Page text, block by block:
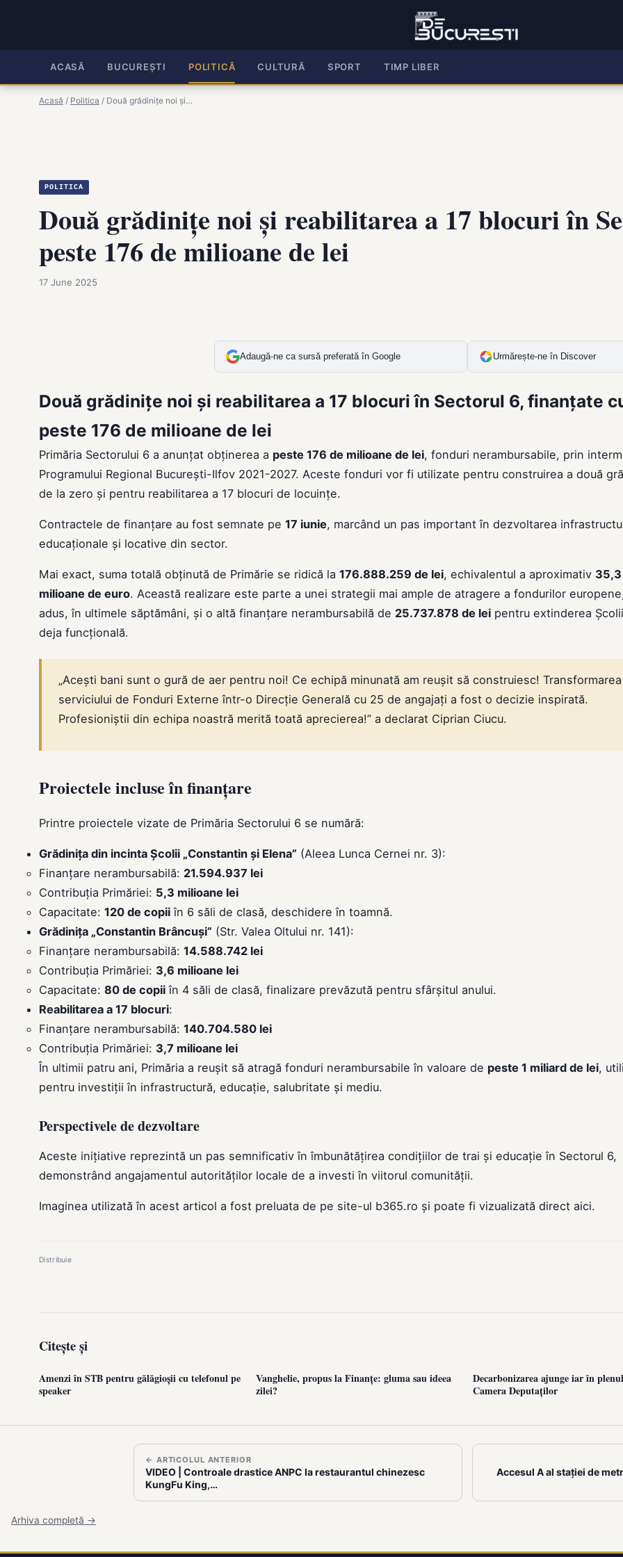
ACASĂ BUCUREȘTI POLITICĂ CULTURĂ SPORT TIMP LIBER
Acasă / Politica / Două grădinițe noi și…
POLITICA
Două grădinițe noi și reabilitarea a 17 blocuri în
peste 176 de milioane de lei
17 June 2025
Adaugă-ne ca sursă preferată în Google Urmărește-ne în Discover
Două grădinițe noi și reabilitarea a 17 blocuri în Sectorul 6, finanțate
peste 176 de milioane de lei
Primăria Sectorului 6 a anunțat obținerea a peste 176 de milioane de lei, fonduri nerambursabile, prin
Programului Regional București-Ilfov 2021-2027. Aceste fonduri vor fi utilizate pentru construirea a două
de la zero și pentru reabilitarea a 17 blocuri de locuințe.
Contractele de finanțare au fost semnate pe 17 iunie, marcând un pas important în dezvoltarea
educaționale și locative din sector.
Mai exact, suma totală obținută de Primărie se ridică la 176.888.259 de lei, echivalentul a aproximativ 35,3
milioane de euro. Această realizare este parte a unei strategii mai ample de atragere a fondurilor
adus, în ultimele săptămâni, și o altă finanțare nerambursabilă de 25.737.878 de lei pentru extinderea
deja funcțională.
„Acești bani sunt o gură de aer pentru noi! Ce echipă minunată am reușit să construiesc! Transformarea
serviciului de Fonduri Externe într-o Direcție Generală cu 25 de angajați a fost o decizie inspirată.
Profesioniștii din echipa noastră merită toată aprecierea!” a declarat Ciprian Ciucu.
Proiectele incluse în finanțare
Printre proiectele vizate de Primăria Sectorului 6 se numără:
Grădinița din incinta Școlii „Constantin și Elena” (Aleea Lunca Cernei nr. 3):
Finanțare nerambursabilă: 21.594.937 lei
Contribuția Primăriei: 5,3 milioane lei
Capacitate: 120 de copii în 6 săli de clasă, deschidere în toamnă.
Grădinița „Constantin Brâncuși” (Str. Valea Oltului nr. 141):
Finanțare nerambursabilă: 14.588.742 lei
Contribuția Primăriei: 3,6 milioane lei
Capacitate: 80 de copii în 4 săli de clasă, finalizare prevăzută pentru sfârșitul anului.
Reabilitarea a 17 blocuri:
Finanțare nerambursabilă: 140.704.580 lei
Contribuția Primăriei: 3,7 milioane lei
În ultimii patru ani, Primăria a reușit să atragă fonduri nerambursabile în valoare de peste 1 miliard de lei,
pentru investiții în infrastructură, educație, salubritate și mediu.
Perspectivele de dezvoltare
Aceste inițiative reprezintă un pas semnificativ în îmbunătățirea condițiilor de trai și educație în Sectorul 6,
demonstrând angajamentul autorităților locale de a investi în viitorul comunității.
Imaginea utilizată în acest articol a fost preluata de pe site-ul b365.ro și poate fi vizualizată direct aici.
Distribuie
Citește și
Amenzi în STB pentru gălăgioșii cu telefonul pe
speaker
Vanghelie, propus la Finanțe: gluma sau ideea
zilei?
Decarbonizarea ajunge iar în
Camera Deputaților
← ARTICOLUL ANTERIOR
VIDEO | Controale drastice ANPC la restaurantul chinezesc
KungFu King,…
Accesul A al stației de
Arhiva completă →